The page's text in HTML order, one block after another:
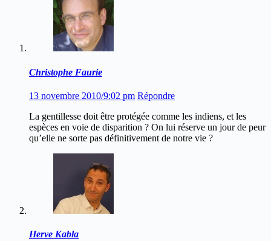
Christophe Faurie
13 novembre 2010/9:02 pm Répondre
La gentillesse doit être protégée comme les indiens, et les
espèces en voie de disparition ? On lui réserve un jour de peur
qu’elle ne sorte pas définitivement de notre vie ?
Herve Kabla